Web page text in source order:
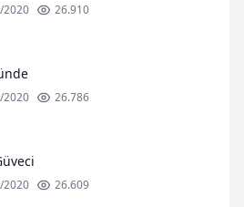
2020 26.910
2020 26.786
2020 26.609